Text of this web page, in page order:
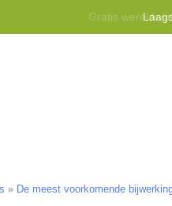
Gratis
» De meest voorkomende